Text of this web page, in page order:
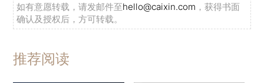
如有意愿转载，请发邮件至hello@caixin.com ，获得书面
确认及授权后，方可转载。
推荐阅读